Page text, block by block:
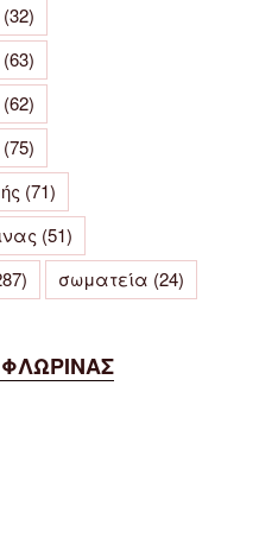
(32)
(63)
(62)
(75)
(71)
(51)
σωματεία (24)